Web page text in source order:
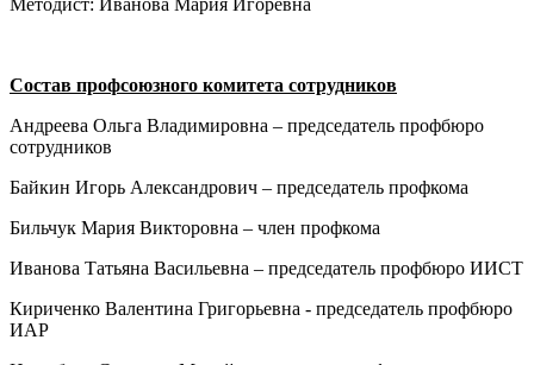
Методист: Иванова Мария Игоревна
Состав профсоюзного комитета сотрудников
Андреева Ольга Владимировна – председатель профбюро
сотрудников
Байкин Игорь Александрович – председатель профкома
Бильчук Мария Викторовна – член профкома
Иванова Татьяна Васильевна – председатель профбюро ИИСТ
Кириченко Валентина Григорьевна - председатель профбюро
ИАР